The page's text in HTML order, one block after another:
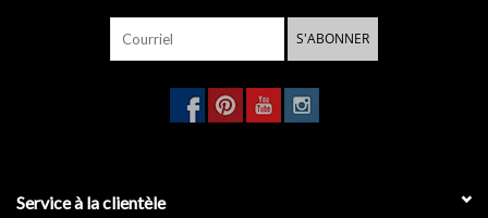
S'ABONNER
Service à la clientèle